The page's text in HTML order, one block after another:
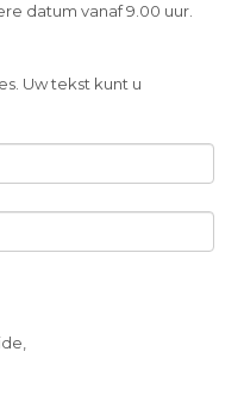
datum vanaf 9.00 uur.
Uw tekst kunt u